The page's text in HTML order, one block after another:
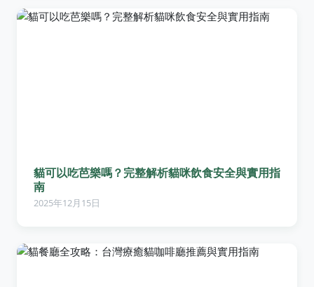
貓可以吃芭樂嗎？完整解析貓咪飲食安全與實用指
南
2025年12月15日